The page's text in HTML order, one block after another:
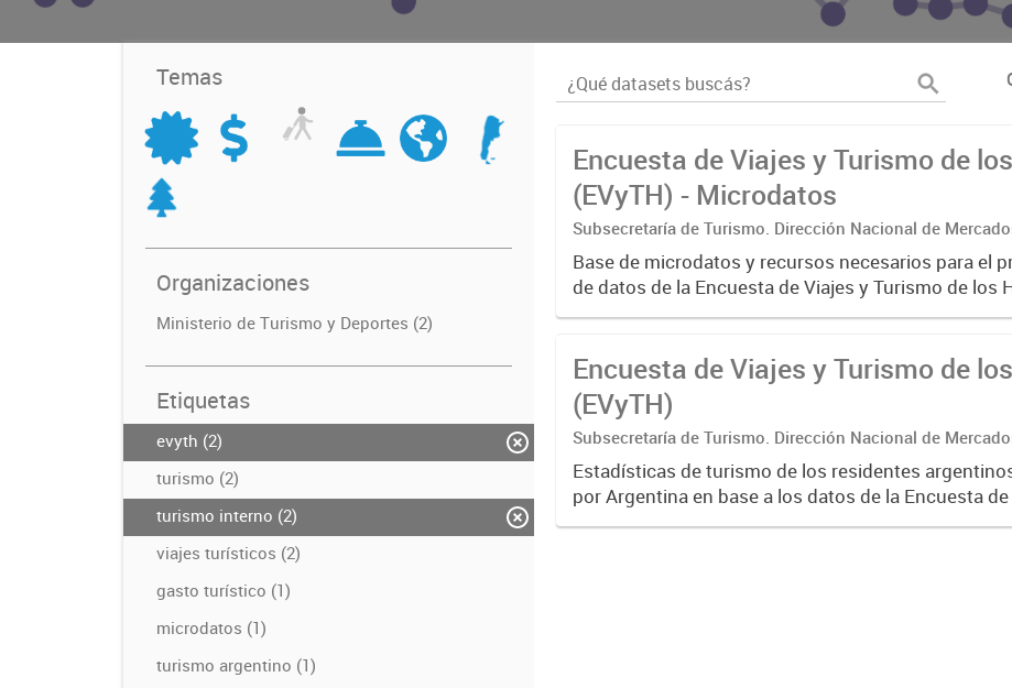
Temas
Organizaciones
Ministerio de Turismo y Deportes (2)
Etiquetas
evyth (2)
turismo (2)
turismo interno (2)
viajes turísticos (2)
gasto turístico (1)
microdatos (1)
turismo argentino (1)
Encuesta de Viajes y Turismo de
(EVyTH) - Microdatos
Subsecretaría de Turismo. Dirección Nacional de
Base de microdatos y recursos necesarios para el
de datos de la Encuesta de Viajes y Turismo de los
EVyTH- (Subsecretaría de Turismo).
Encuesta de Viajes y Turismo de
(EVyTH)
Subsecretaría de Turismo. Dirección Nacional de
Estadísticas de turismo de los residentes
por Argentina en base a los datos de la Encuesta
Turismo de los Hogares -EVyTH- (Subsecretaría de